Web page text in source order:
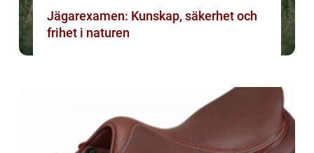
Jägarexamen: Kunskap, säkerhet och
frihet i naturen